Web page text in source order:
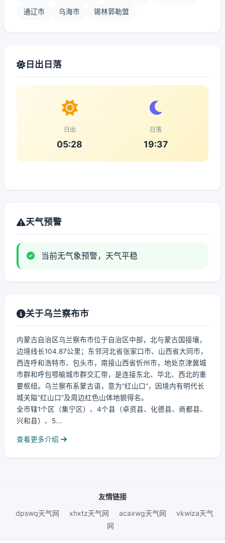
通辽市 乌海市 锡林郭勒盟
日出日落
日出
05:28
日落
19:37
天气预警
当前无气象预警，天气平稳
关于乌兰察布市
内蒙古自治区乌兰察布市位于自治区中部，北与蒙古国接壤，
边境线长104.87公里；东邻河北省张家口市、山西省大同市，
西连呼和浩特市、包头市，南接山西省忻州市，地处京津冀城
市群和呼包鄂榆城市群交汇带，是连接东北、华北、西北的重
要枢纽。乌兰察布系蒙古语，意为“红山口”，因境内有明代长
城关隘“红山口”及周边红色山体地貌得名。
全市辖1个区（集宁区）、4个县（卓资县、化德县、商都县、
兴和县）、5...
查看更多介绍
友情链接
dpswq天气网
xhxtz天气网 acaxwg天气网
vkwiza天气
网